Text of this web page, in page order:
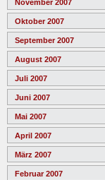
November 2007
Oktober 2007
September 2007
August 2007
Juli 2007
Juni 2007
Mai 2007
April 2007
März 2007
Februar 2007